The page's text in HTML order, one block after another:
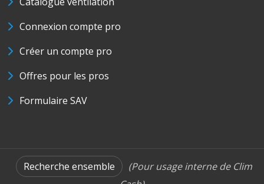
Connexion compte pro
Créer un compte pro
Offres pour les pros
Formulaire SAV
Recherche ensemble
(Pour usage interne de Clim